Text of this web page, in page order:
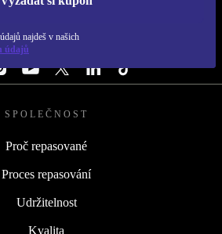
najdeš v našich
údajů
ČESKO - RETHINK NEW.
SLEDUJ NÁS
SPOLEČNOST
Proč repasované
Proces repasování
Udržitelnost
Kvalita